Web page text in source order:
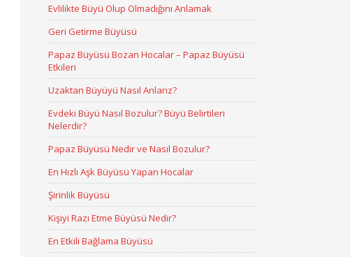
Evlilikte Büyü Olup Olmadığını Anlamak
Geri Getirme Büyüsü
Papaz Büyüsü Bozan Hocalar – Papaz Büyüsü
Etkileri
Uzaktan Büyüyü Nasıl Anlarız?
Evdeki Büyü Nasıl Bozulur? Büyü Belirtileri
Nelerdir?
Papaz Büyüsü Nedir ve Nasıl Bozulur?
En Hızlı Aşk Büyüsü Yapan Hocalar
Şirinlik Büyüsü
Kişiyi Razı Etme Büyüsü Nedir?
En Etkili Bağlama Büyüsü